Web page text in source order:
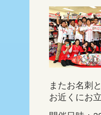
またお名刺
お近くにお